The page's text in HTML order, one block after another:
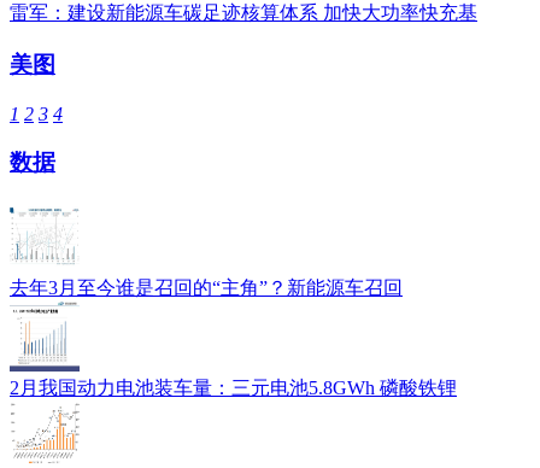
雷军：建设新能源车碳足迹核算体系 加快大功率快充基
美图
1 2 3 4
数据
去年3月至今谁是召回的“主角”？新能源车召回
2月我国动力电池装车量：三元电池5.8GWh 磷酸铁锂